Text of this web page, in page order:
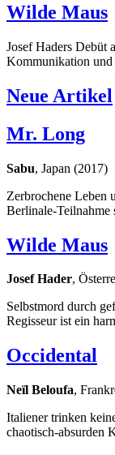
Wilde Maus
Josef Haders Debüt
Kommunikation und
Neue Artikel
Mr. Long
Sabu, Japan (2017)
Zerbrochene Leben
Berlinale-Teilnahme
Wilde Maus
Josef Hader,
Selbstmord durch
Regisseur ist ein
Occidental
Neïl Beloufa,
Italiener trinken
chaotisch-absurden